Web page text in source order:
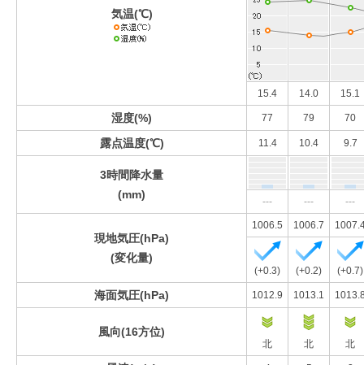
気温(℃)
15.4 14.0 15.1
湿度(%) 77 79 70
露点温度(℃) 11.4 10.4 9.7
3時間降水量
(mm)
--- --- ---
現地気圧(hPa)
(変化量)
1006.5 1006.7
(+0.3) (+0.2) (+0.7)
海面気圧(hPa) 1012.9 1013.1
風向(16方位)
北 北 北